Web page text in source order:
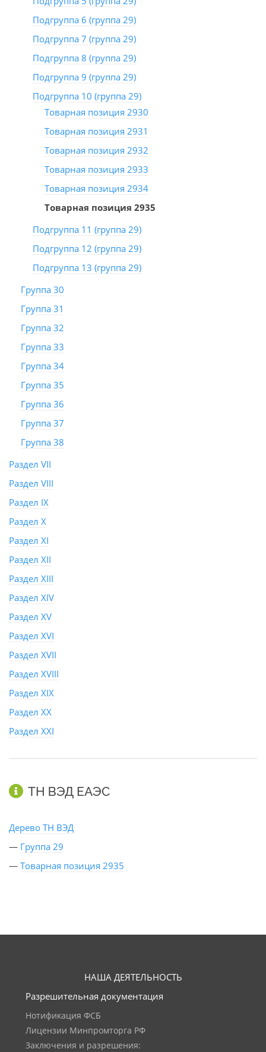
Подгруппа 6 (группа 29)
Подгруппа 7 (группа 29)
Подгруппа 8 (группа 29)
Подгруппа 9 (группа 29)
Подгруппа 10 (группа 29)
Товарная позиция 2930
Товарная позиция 2931
Товарная позиция 2932
Товарная позиция 2933
Товарная позиция 2934
Товарная позиция 2935
Подгруппа 11 (группа 29)
Подгруппа 12 (группа 29)
Подгруппа 13 (группа 29)
Группа 30
Группа 31
Группа 32
Группа 33
Группа 34
Группа 35
Группа 36
Группа 37
Группа 38
Раздел VII
Раздел VIII
Раздел IX
Раздел X
Раздел XI
Раздел XII
Раздел XIII
Раздел XIV
Раздел XV
Раздел XVI
Раздел XVII
Раздел XVIII
Раздел XIX
Раздел XX
Раздел XXI
ТН ВЭД ЕАЭС
Дерево ТН ВЭД
— Группа 29
— Товарная позиция 2935
НАША ДЕЯТЕЛЬНОСТЬ
Разрешительная документация
Нотификация ФСБ
Лицензии Минпромторга РФ
Заключения и разрешения: